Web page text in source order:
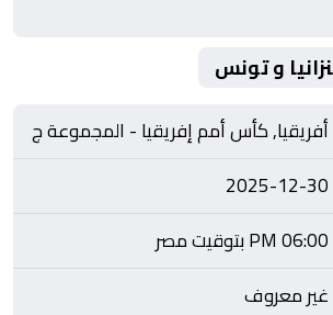
و تونس
أفريقيا, كأس أمم إفريقيا - المجموعة ج
2025-12-30
06:00 PM بتوقيت مصر
غير معروف